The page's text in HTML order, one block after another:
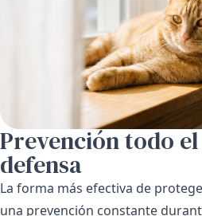
Prevención todo
defensa
La forma más efectiva de
una prevención constante